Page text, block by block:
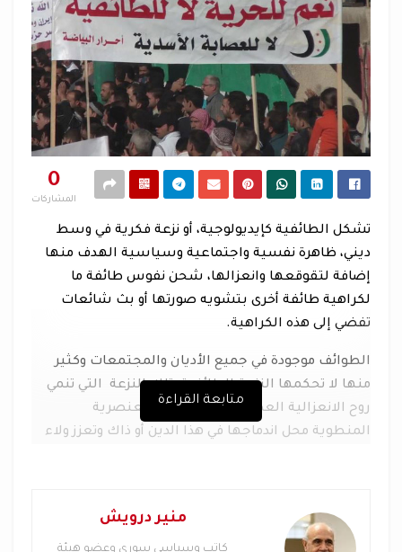
0
المشاركات
تشكل الطائفية كإيديولوجية، أو نزعة فكرية في وسط
ديني، ظاهرة نفسية واجتماعية وسياسية الهدف منها
إضافة لتقوقعها وانعزالها، شحن نفوس طائفة ما
لكراهية طائفة أخرى بتشويه صورتها أو بث شائعات
تفضي إلى هذه الكراهية.
الطوائف موجودة في جميع الأديان والمجتمعات وكثير
منها لا تحكمها النزعة الطائفية، تلك النزعة التي تنمي
روح الانعزالية العصبية وتحل النزعة العنصرية
المنطوية محل اندماجها في هذا الدين أو ذاك وتعزز ولاء
بأنها تقف في مواجهة التطور الطبيعي المنفتح لهذه
الجماعات، هذا الانفتاح الذي يمنحها الاندماج في
متابعة القراءة
منير درويش
كاتب وسياسي سوري وعضو هيئة